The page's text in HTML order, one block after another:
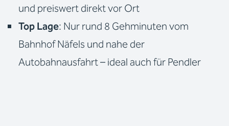
und preiswert direkt vor Ort
Top Lage: Nur rund 8 Gehminuten vom
Bahnhof Näfels und nahe der
Autobahnausfahrt – ideal auch für Pendler